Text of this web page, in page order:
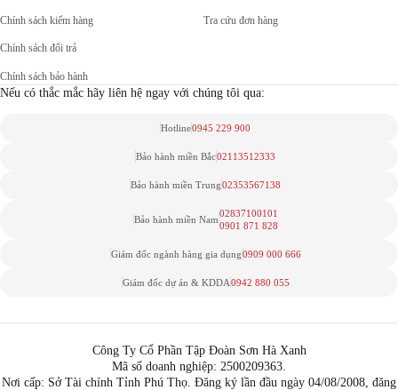
Chính sách kiểm hàng
Chính sách đổi trả
Chính sách bảo hành
Tra cứu đơn hàng
Nếu có thắc mắc hãy liên hệ ngay với chúng tôi qua:
Hotline0945 229 900
Bảo hành miền Bắc02113512333
Bảo hành miền Trung02353567138
Bảo hành miền Nam
02837100101
0901 871 828
Giám đốc ngành hàng gia dụng0909 000 666
Giám đốc dự án & KDDA0942 880 055
Công Ty Cổ Phần Tập Đoàn Sơn Hà Xanh
Mã số doanh nghiệp: 2500209363.
Nơi cấp: Sở Tài chính Tỉnh Phú Thọ. Đăng ký lần đầu ngày 04/08/2008, đăng